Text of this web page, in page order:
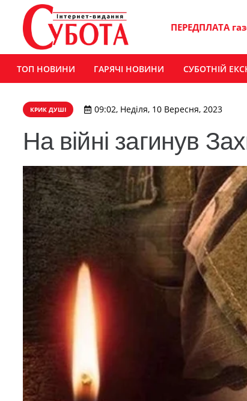
ПЕРЕДПЛАТА
ТОП НОВИНИ ГАРЯЧІ НОВИНИ СУБОТНІЙ
КРИК ДУШІ 09:02, Неділя, 10 Вересня, 2023
На війні загинув